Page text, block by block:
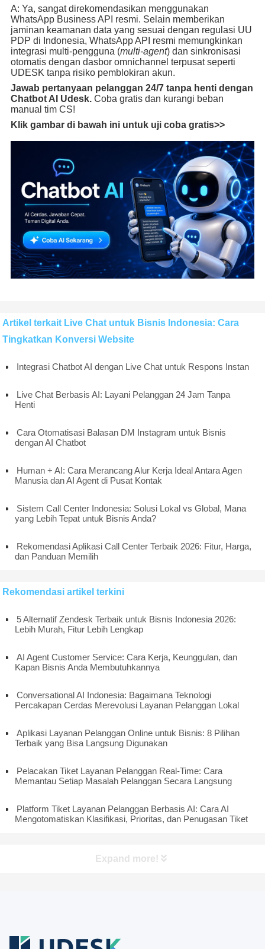
A: Ya, sangat direkomendasikan menggunakan
WhatsApp Business API resmi. Selain memberikan
jaminan keamanan data yang sesuai dengan regulasi UU
PDP di Indonesia, WhatsApp API resmi memungkinkan
integrasi multi-pengguna (multi-agent) dan sinkronisasi
otomatis dengan dasbor omnichannel terpusat seperti
UDESK tanpa risiko pemblokiran akun.
Jawab pertanyaan pelanggan 24/7 tanpa henti dengan
Chatbot AI Udesk.Coba gratis dan kurangi beban
manual tim CS!
Klik gambar di bawah ini untuk uji coba gratis>>
Artikel terkait Live Chat untuk Bisnis Indonesia: Cara
Tingkatkan Konversi Website
Integrasi Chatbot AI dengan Live Chat untuk Respons Instan
Live Chat Berbasis AI: Layani Pelanggan 24 Jam Tanpa
Henti
Cara Otomatisasi Balasan DM Instagram untuk Bisnis
dengan AI Chatbot
Human + AI: Cara Merancang Alur Kerja Ideal Antara Agen
Manusia dan AI Agent di Pusat Kontak
Sistem Call Center Indonesia: Solusi Lokal vs Global, Mana
yang Lebih Tepat untuk Bisnis Anda?
Rekomendasi Aplikasi Call Center Terbaik 2026: Fitur, Harga,
dan Panduan Memilih
Rekomendasi artikel terkini
5 Alternatif Zendesk Terbaik untuk Bisnis Indonesia 2026:
Lebih Murah, Fitur Lebih Lengkap
AI Agent Customer Service: Cara Kerja, Keunggulan, dan
Kapan Bisnis Anda Membutuhkannya
Conversational AI Indonesia: Bagaimana Teknologi
Percakapan Cerdas Merevolusi Layanan Pelanggan Lokal
Aplikasi Layanan Pelanggan Online untuk Bisnis: 8 Pilihan
Terbaik yang Bisa Langsung Digunakan
Pelacakan Tiket Layanan Pelanggan Real-Time: Cara
Memantau Setiap Masalah Pelanggan Secara Langsung
Platform Tiket Layanan Pelanggan Berbasis AI: Cara AI
Mengotomatiskan Klasifikasi, Prioritas, dan Penugasan Tiket
Expand more!